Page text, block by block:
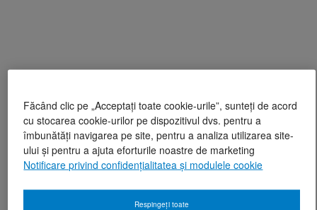
Făcând clic pe „Acceptați toate cookie-urile”, sunteți de acord
cu stocarea cookie-urilor pe dispozitivul dvs. pentru a
îmbunătăți navigarea pe site, pentru a analiza utilizarea site-
ului și pentru a ajuta eforturile noastre de marketing
Notificare privind confidențialitatea și modulele cookie
Respingeți toate